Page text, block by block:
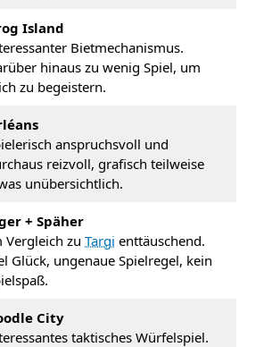
Island
Bietmechanismus.
hinaus zu wenig Spiel, um
zu begeistern.
anspruchsvoll und
reizvoll, grafisch teilweise
unübersichtlich.
+ Späher
Vergleich zu Targi enttäuschend.
Glück, ungenaue Spielregel, kein
City
taktisches Würfelspiel.